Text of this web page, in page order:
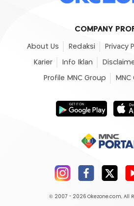
COMPANY
About Us Redaksi Privacy
Karier Info Iklan
Profile MNC Group
© 2007 - 2026 Okezone.com, All